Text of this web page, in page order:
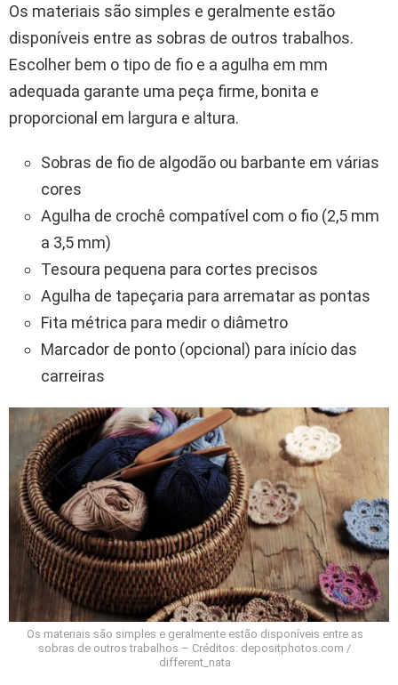
Os materiais são simples e geralmente estão
disponíveis entre as sobras de outros trabalhos.
Escolher bem o tipo de fio e a agulha em mm
adequada garante uma peça firme, bonita e
proporcional em largura e altura.
Sobras de fio de algodão ou barbante em várias
cores
Agulha de crochê compatível com o fio (2,5 mm
a 3,5 mm)
Tesoura pequena para cortes precisos
Agulha de tapeçaria para arrematar as pontas
Fita métrica para medir o diâmetro
Marcador de ponto (opcional) para início das
carreiras
Os materiais são simples e geralmente estão disponíveis entre as
sobras de outros trabalhos – Créditos: depositphotos.com /
different_nata